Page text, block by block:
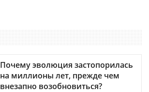
Почему эволюция застопорилась
на миллионы лет, прежде чем
внезапно возобновиться?